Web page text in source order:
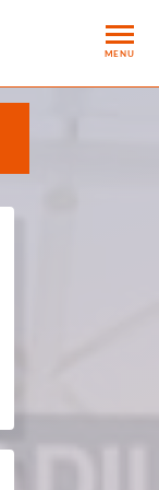
MENU